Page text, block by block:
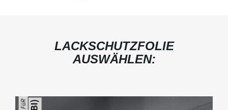
LACKSCHUTZFOLIE
AUSWÄHLEN: